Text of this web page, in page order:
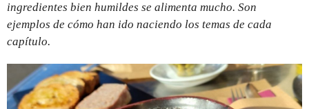
ingredientes bien humildes se alimenta mucho. Son
ejemplos de cómo han ido naciendo los temas de cada
capítulo.